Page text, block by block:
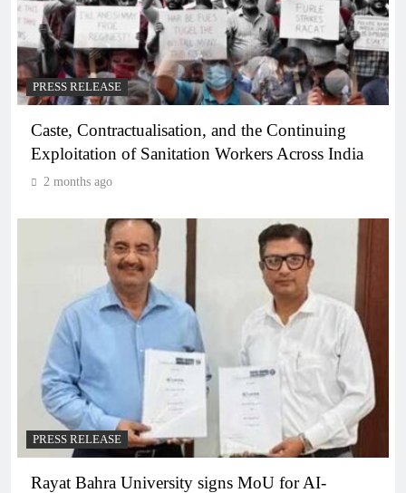
PRESS RELEASE
Caste, Contractualisation, and the Continuing
Exploitation of Sanitation Workers Across India
2 months ago
PRESS RELEASE
Rayat Bahra University signs MoU for AI-